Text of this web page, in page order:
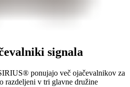
signala
ponujajo več ojačevalnikov za
razdeljeni v tri glavne družine